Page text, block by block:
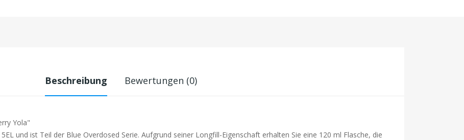
Beschreibung Bewertungen (0)
Yola"
und ist Teil der Blue Overdosed Serie. Aufgrund seiner Longfill-Eigenschaft erhalten Sie eine 120 ml Flasche, die